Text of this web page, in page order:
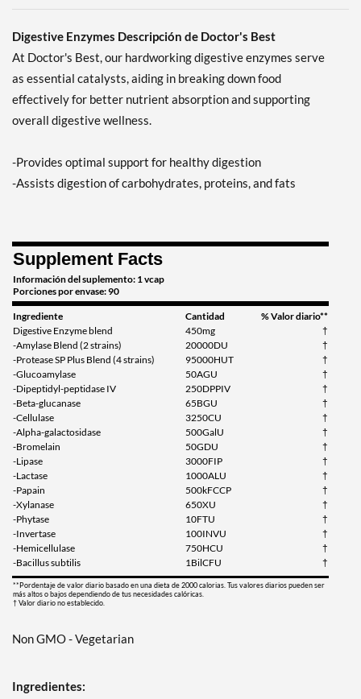
Digestive Enzymes Descripción de Doctor's Best
At Doctor's Best, our hardworking digestive enzymes serve
as essential catalysts, aiding in breaking down food
effectively for better nutrient absorption and supporting
overall digestive wellness.
-Provides optimal support for healthy digestion
-Assists digestion of carbohydrates, proteins, and fats
Supplement Facts
Información del suplemento: 1 vcap
Porciones por envase: 90
Ingrediente Cantidad
% Valor diario**
Digestive Enzyme blend
450mg
†
-Amylase Blend (2 strains)
20000DU
†
-Protease SP Plus Blend (4 strains)
95000HUT
†
-Glucoamylase
50AGU
†
-Dipeptidyl-peptidase IV
250DPPIV
†
-Beta-glucanase
65BGU
†
-Cellulase
3250CU
†
-Alpha-galactosidase
500GalU
†
-Bromelain
50GDU
†
-Lipase
3000FIP
†
-Lactase
1000ALU
†
-Papain
500kFCCP
†
-Xylanase
650XU
†
-Phytase
10FTU
†
-Invertase
100INVU
†
-Hemicellulase
750HCU
†
-Bacillus subtilis
1BilCFU †
**Pordentaje de valor diario basado en una dieta de 2000 calorias. Tus valores diarios pueden ser
más altos o bajos dependiendo de tus necesidades calóricas.
† Valor diario no establecido.
Non GMO - Vegetarian
Ingredientes: